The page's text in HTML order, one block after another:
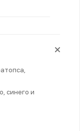
синего и